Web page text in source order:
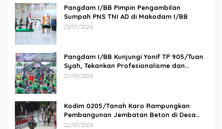
Pangdam I/BB Pimpin Pengambilan
Sumpah PNS TNI AD di Makodam I/BB
23/07/2026
Pangdam I/BB Kunjungi Yonif TP 905/Tuan
Syah, Tekankan Profesionalisme dan
Kesiapan Prajurit
22/07/2026
Kodim 0205/Tanah Karo Rampungkan
Pembangunan Jembatan Beton di Desa
Pernantin
22/07/2026